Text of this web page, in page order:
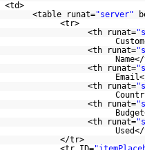
<td>
<table runat="server"
<tr>
<th runat=
<th runat=
<th runat=
<th runat=
<th runat=
<th runat=
</tr>